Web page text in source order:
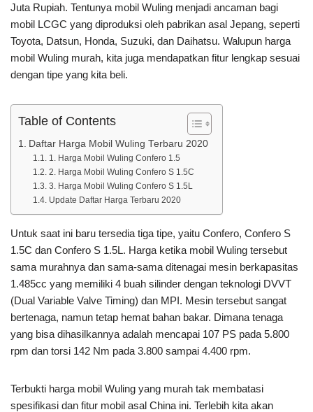
Juta Rupiah. Tentunya mobil Wuling menjadi ancaman bagi
mobil LCGC yang diproduksi oleh pabrikan asal Jepang, seperti
Toyota, Datsun, Honda, Suzuki, dan Daihatsu. Walupun harga
mobil Wuling murah, kita juga mendapatkan fitur lengkap sesuai
dengan tipe yang kita beli.
Table of Contents
Daftar Harga Mobil Wuling Terbaru 2020
1. Harga Mobil Wuling Confero 1.5
2. Harga Mobil Wuling Confero S 1.5C
3. Harga Mobil Wuling Confero S 1.5L
Update Daftar Harga Terbaru 2020
Untuk saat ini baru tersedia tiga tipe, yaitu Confero, Confero S
1.5C dan Confero S 1.5L. Harga ketika mobil Wuling tersebut
sama murahnya dan sama-sama ditenagai mesin berkapasitas
1.485cc yang memiliki 4 buah silinder dengan teknologi DVVT
(Dual Variable Valve Timing) dan MPI. Mesin tersebut sangat
bertenaga, namun tetap hemat bahan bakar. Dimana tenaga
yang bisa dihasilkannya adalah mencapai 107 PS pada 5.800
rpm dan torsi 142 Nm pada 3.800 sampai 4.400 rpm.
Terbukti harga mobil Wuling yang murah tak membatasi
spesifikasi dan fitur mobil asal China ini. Terlebih kita akan